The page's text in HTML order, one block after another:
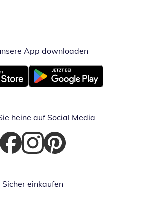
App downloadenÖffnet in
Fenster
Öffnet in neuem Fenster
heine auf Social Media
Öffnet in neuem Fenster
Öffnet in neuem Fenster
Öffnet in neuem Fenster
Sicher einkaufen